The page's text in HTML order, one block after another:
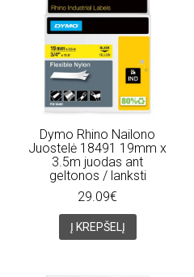
Dymo Rhino Nailono
Juostelė 18491 19mm x
3.5m juodas ant
geltonos / lanksti
29.09€
Į KREPŠELĮ